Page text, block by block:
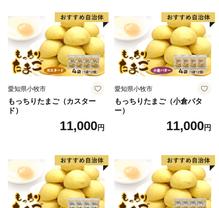
愛知県小牧市
もっちりたまご（カスター
ド）
11,000円
愛知県小牧市
もっちりたまご（小倉バタ
ー）
11,000円